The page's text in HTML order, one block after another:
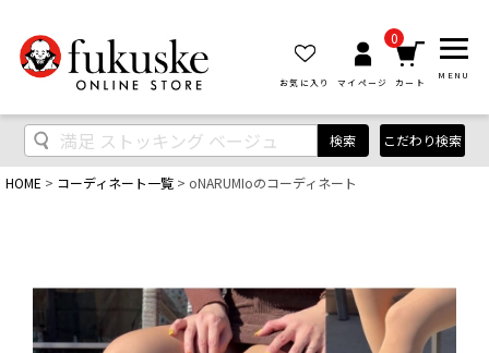
お気に入り マイページ
0
カート
MENU
検索 こだわり検索
HOME コーディネート一覧 oNARUMIoのコーディネート